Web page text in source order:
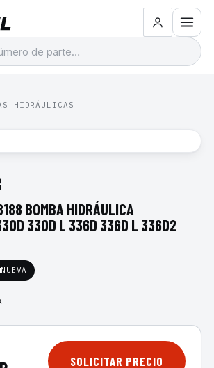
HIDRÁULICAS
BOMBA HIDRÁULICA
330D L 336D 336D L 336D2
NUEVA
SOLICITAR PRECIO